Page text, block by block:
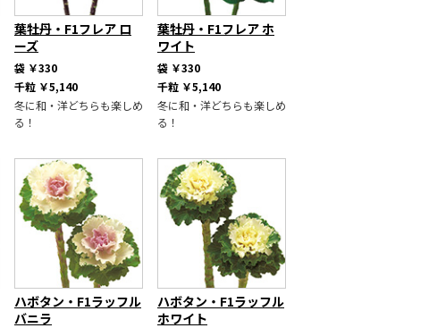
葉牡丹・F1フレア ロ
ーズ
袋 ￥330
千粒 ￥5,140
冬に和・洋どちらも楽しめ
る！
葉牡丹・F1フレア ホ
ワイト
袋 ￥330
千粒 ￥5,140
冬に和・洋どちらも楽しめ
る！
ハボタン・F1ラッフル
バニラ
ハボタン・F1ラッフル
ホワイト